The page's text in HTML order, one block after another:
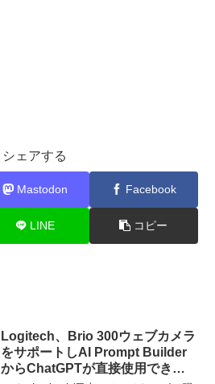
シェアする
Mastodon Facebook
LINE コピー
Logitech、Brio 300ウェブカメラ
をサポートしAI Prompt Builder
からChatGPTが直接使用できる